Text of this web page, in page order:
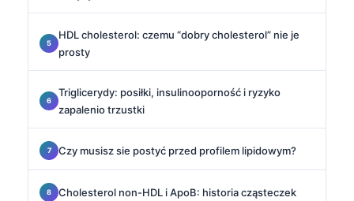
HDL cholesterol: czemu “dobry cholesterol” nie je
prosty
Triglicerydy: posiłki, insulinooporność i ryzyko
zapalenio trzustki
Czy musisz sie postyć przed profilem lipidowym?
Cholesterol non-HDL i ApoB: historia cząsteczek